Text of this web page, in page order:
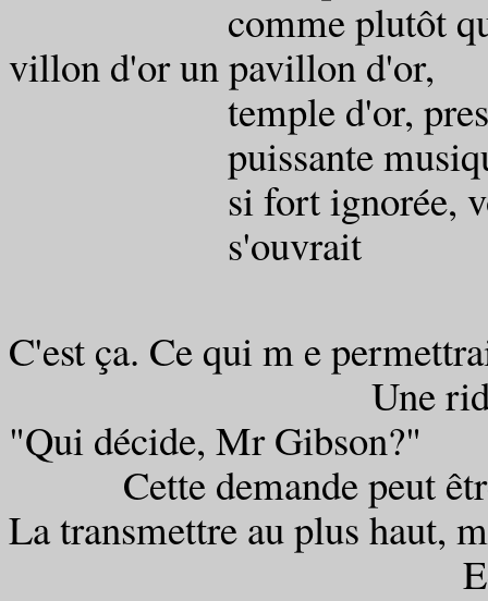
comme plutôt
villon d'or un pavillon d'or,
temple d'or,
puissante musique
si fort ignorée,
s'ouvrait
C'est ça. Ce qui m e
Une ride
"Qui décide, Mr Gibson?"
Cette demande peut
La transmettre au plus haut,
Ecarta les